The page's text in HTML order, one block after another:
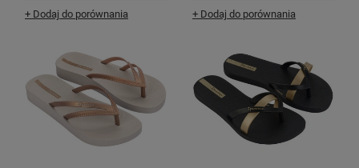
+ Dodaj do porównania + Dodaj do porównania